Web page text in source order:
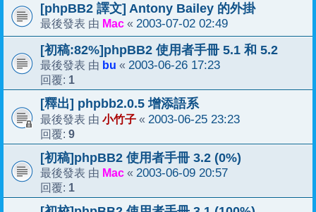
[phpBB2 譯文] Antony Bailey 的外掛
最後發表 由 Mac « 2003-07-02 02:49
[初稿:82%]phpBB2 使用者手冊 5.1 和 5.2
最後發表 由 bu « 2003-06-26 17:23
回覆: 1
[釋出] phpbb2.0.5 增添語系
最後發表 由 小竹子 « 2003-06-25 23:23
回覆: 9
[初稿]phpBB2 使用者手冊 3.2 (0%)
最後發表 由 Mac « 2003-06-09 20:57
回覆: 1